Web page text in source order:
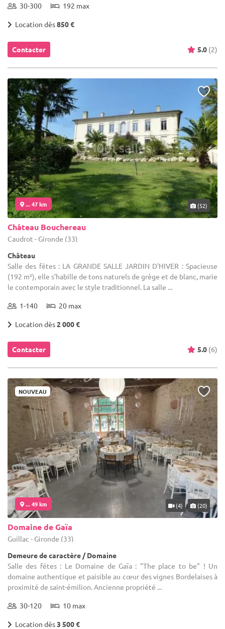
30-300 192 max
Location dès850 €
Contacter 5.0 (2)
... 47 km (52)
Château Bouchereau
Caudrot - Gironde (33)
Château
Salle des fêtes : LA GRANDE SALLE JARDIN D'HIVER : Spacieuse
(192 m²), elle s’habille de tons naturels de grège et de blanc, marie
le contemporain avec le style traditionnel. La salle ...
1-140 20 max
Location dès2 000 €
Contacter 5.0 (6)
NOUVEAU
... 49 km (4) (20)
Domaine de Gaïa
Guillac - Gironde (33)
Demeure de caractère / Domaine
Salle des fêtes : Le Domaine de Gaïa : "The place to be" ! Un
domaine authentique et paisible au cœur des vignes Bordelaises à
proximité de saint-émilion. Ancienne propriété ...
30-120 10 max
Location dès3 500 €